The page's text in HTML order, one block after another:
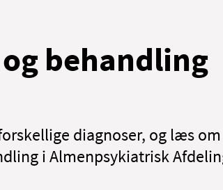
behandling
diagnoser, og læs om
i Almenpsykiatrisk